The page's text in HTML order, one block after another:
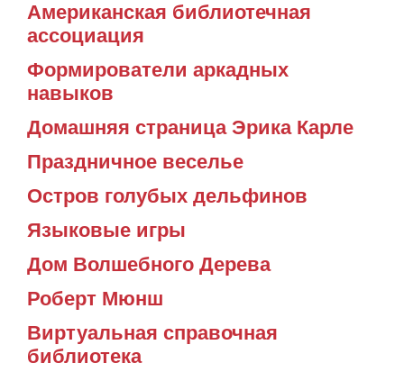
Американская библиотечная
ассоциация
Формирователи аркадных
навыков
Домашняя страница Эрика Карле
Праздничное веселье
Остров голубых дельфинов
Языковые игры
Дом Волшебного Дерева
Роберт Мюнш
Виртуальная справочная
библиотека